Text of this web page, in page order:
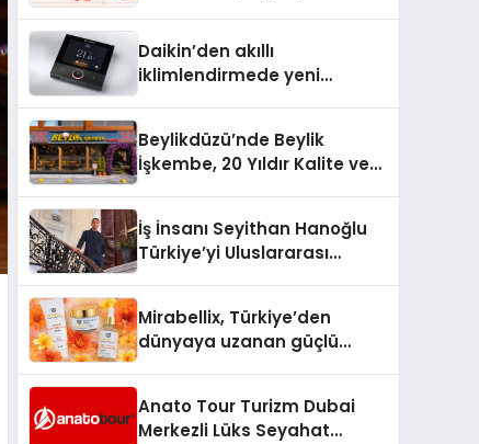
Daikin’den akıllı
iklimlendirmede yeni
Beylikdüzü’nde Beylik
İşkembe, 20 Yıldır Kalite ve
İş İnsanı Seyithan Hanoğlu
Türkiye’yi Uluslararası
Mirabellix, Türkiye’den
dünyaya uzanan güçlü
Anato Tour Turizm Dubai
Merkezli Lüks Seyahat